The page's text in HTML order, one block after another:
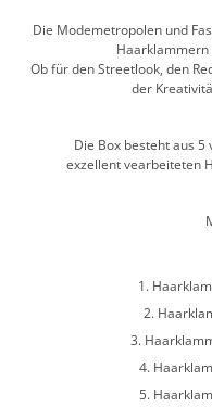
Die Modemetropolen und
Haarklammern
Ob für den Streetlook, den
der
Die Box besteht aus
exzellent vearbeiteten